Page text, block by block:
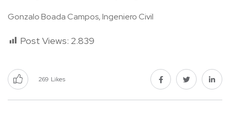
Gonzalo Boada Campos, Ingeniero Civil
Post Views: 2.839
269 Likes